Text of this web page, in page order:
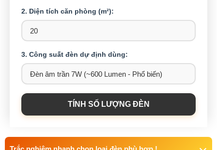
2. Diện tích căn phòng (m²):
3. Công suất đèn dự định dùng:
TÍNH SỐ LƯỢNG ĐÈN